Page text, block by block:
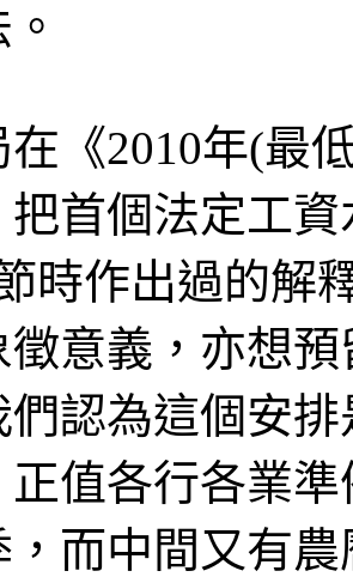
在《2010年(最
把首個法定工
時作出過的解
徵意義，亦想
們認為這個安
正值各行各業
，而中間又有